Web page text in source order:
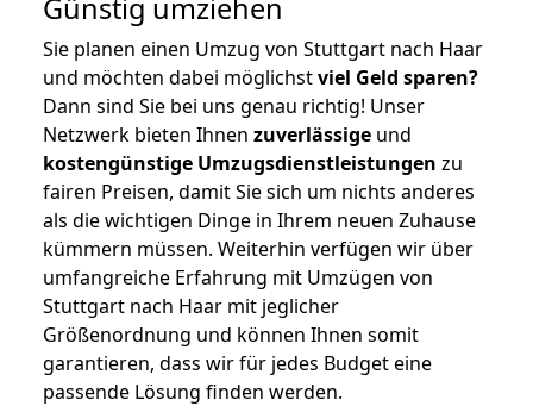
Günstig umziehen
Sie planen einen Umzug von Stuttgart nach Haar
und möchten dabei möglichstviel Geld sparen?
Dann sind Sie bei uns genau richtig! Unser
Netzwerk bieten Ihnen zuverlässige und
kostengünstige Umzugsdienstleistungen zu
fairen Preisen, damit Sie sich um nichts anderes
als die wichtigen Dinge in Ihrem neuen Zuhause
kümmern müssen. Weiterhin verfügen wir über
umfangreiche Erfahrung mit Umzügen von
Stuttgart nach Haar mit jeglicher
Größenordnung und können Ihnen somit
garantieren, dass wir für jedes Budget eine
passende Lösung finden werden.